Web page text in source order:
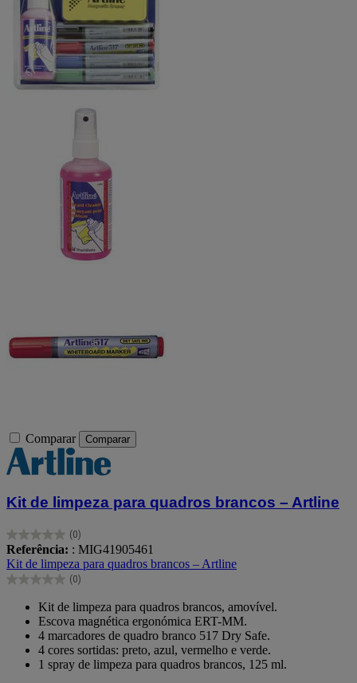
Comparar Comparar
Kit de limpeza para quadros brancos – Artline
(0)
0.0
em
5
estrelas.
Referência: : MIG41905461
Kit de limpeza para quadros brancos – Artline
(0)
0.0
estrelas.
Kit de limpeza para quadros brancos, amovível.
Escova magnética ergonómica ERT-MM.
4 marcadores de quadro branco 517 Dry Safe.
4 cores sortidas: preto, azul, vermelho e verde.
1 spray de limpeza para quadros brancos, 125 ml.